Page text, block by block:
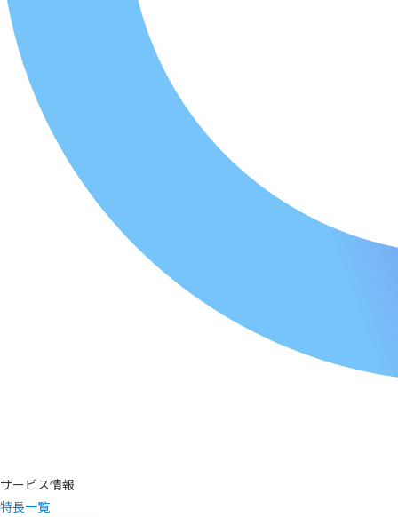
サービス情報
特長一覧